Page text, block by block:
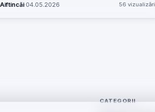
·04.05.2026 56 vizualizări
CATEGORII